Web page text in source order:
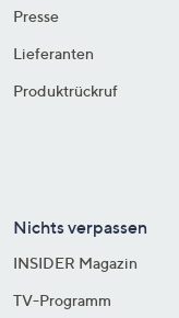
Presse
Lieferanten
Produktrückruf
Nichts verpassen
INSIDER Magazin
TV-Programm